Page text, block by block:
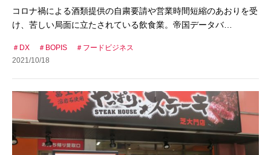
コロナ禍による酒類提供の自粛要請や営業時間短縮のあおりを受
け、苦しい局面に立たされている飲食業。帝国データバ…
DX BOPIS
フードビジネス
2021/10/18